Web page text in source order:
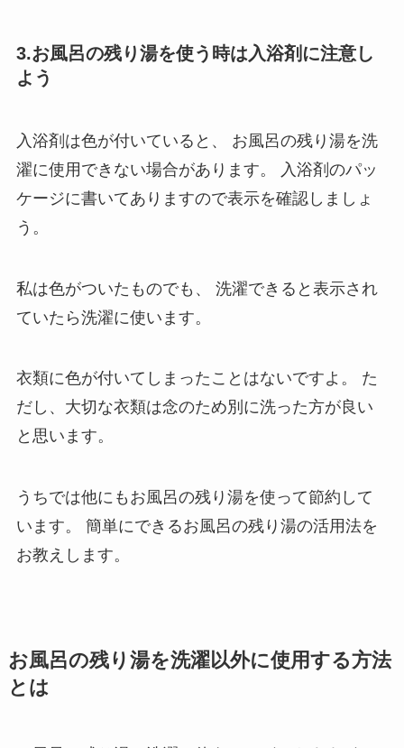
3.お風呂の残り湯を使う時は入浴剤に注意し
よう
入浴剤は色が付いていると、
お風呂の残り湯を洗
濯に使用できない場合があります。
入浴剤のパッ
ケージに書いてありますので表示を確認しましょ
う。
私は色がついたものでも、
洗濯できると表示され
ていたら洗濯に使います。
衣類に色が付いてしまったことはないですよ。
た
だし、大切な衣類は念のため別に洗った方が良い
と思います。
うちでは他にもお風呂の残り湯を使って節約して
います。
簡単にできるお風呂の残り湯の活用法を
お教えします。
お風呂の残り湯を洗濯以外に使用する方法
とは